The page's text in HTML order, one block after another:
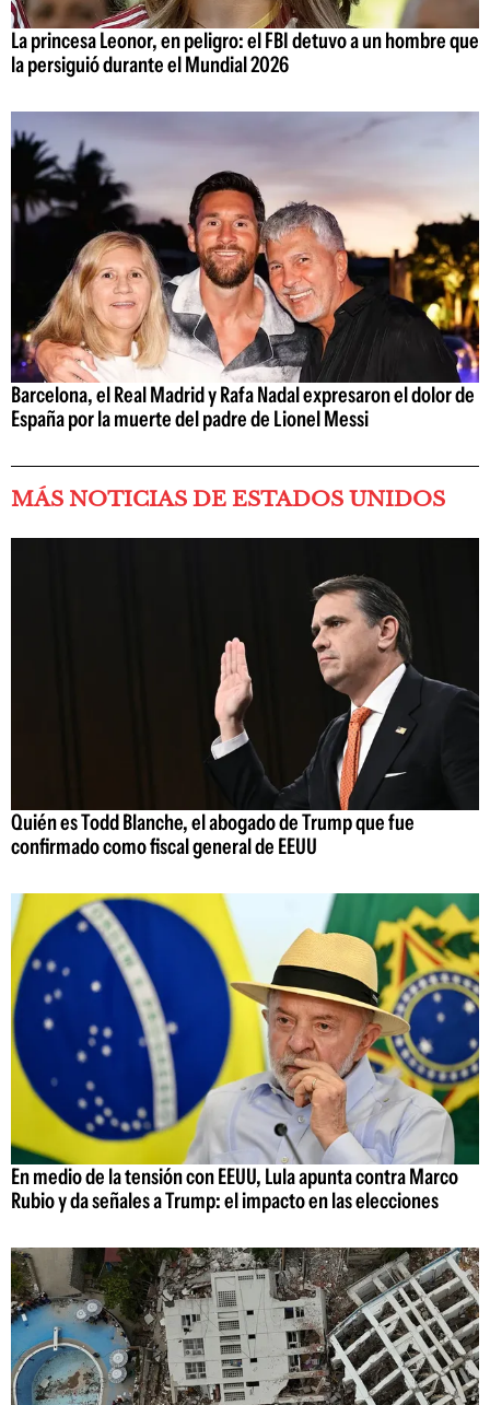
La princesa Leonor, en peligro: el FBI detuvo a un hombre que
la persiguió durante el Mundial 2026
Barcelona, el Real Madrid y Rafa Nadal expresaron el dolor de
España por la muerte del padre de Lionel Messi
MÁS NOTICIAS DE ESTADOS UNIDOS
Quién es Todd Blanche, el abogado de Trump que fue
confirmado como fiscal general de EEUU
En medio de la tensión con EEUU, Lula apunta contra Marco
Rubio y da señales a Trump: el impacto en las elecciones